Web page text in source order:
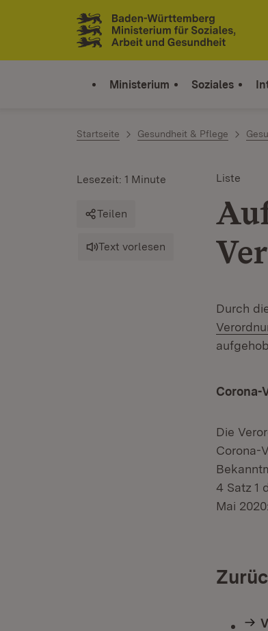
Zum Inhalt springen
Link zur Startseite
Ministerium Soziales
Startseite Gesundheit & Pflege
Liste
Lesezeit: 1 Minute
Teilen
Text vorlesen
Durch
Corona-
Die
Corona-
4 Satz 1
Mai 2020: